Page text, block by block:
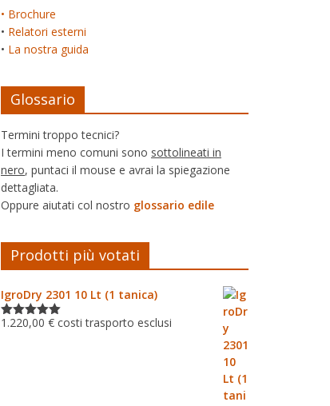
• Brochure
• Relatori esterni
• La nostra guida
Glossario
Termini troppo tecnici?
I termini meno comuni sono sottolineati in
nero, puntaci il mouse e avrai la spiegazione
dettagliata.
Oppure aiutati col nostro glossario edile
Prodotti più votati
IgroDry 2301 10 Lt (1 tanica)
Valutato
1.220,00 € costi trasporto esclusi